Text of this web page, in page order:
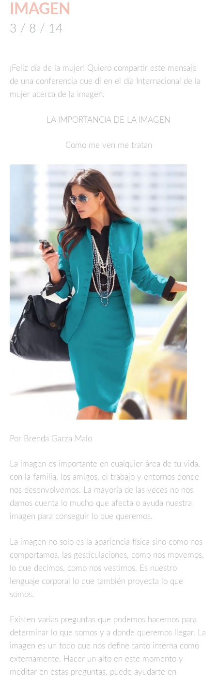
IMAGEN
3 / 8 / 14
¡Feliz día de la mujer! Quiero compartir este mensaje
de una conferencia que di en el día Internacional de la
mujer acerca de la imagen.
LA IMPORTANCIA DE LA IMAGEN
Como me ven me tratan
Por Brenda Garza Malo
La imagen es importante en cualquier área de tu vida,
con la familia, los amigos, el trabajo y entornos donde
nos desenvolvemos. La mayoría de las veces no nos
damos cuenta lo mucho que afecta o ayuda nuestra
imagen para conseguir lo que queremos.
La imagen no solo es la apariencia física sino como nos
comportamos, las gesticulaciones, como nos movemos,
lo que decimos, como nos vestimos. Es nuestro
lenguaje corporal lo que también proyecta lo que
somos.
Existen varias preguntas que podemos hacernos para
determinar lo que somos y a donde queremos llegar. La
imagen es un todo que nos define tanto interna como
externamente. Hacer un alto en este momento y
meditar en estas preguntas, puede ayudarte en